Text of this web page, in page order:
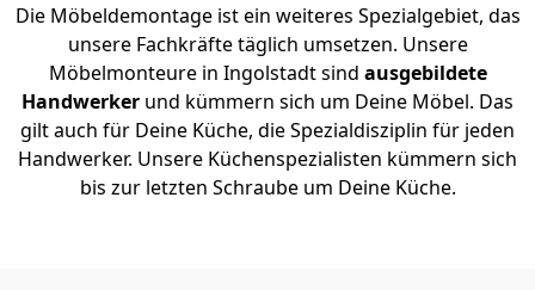
Die Möbeldemontage ist ein weiteres Spezialgebiet, das
unsere Fachkräfte täglich umsetzen. Unsere
Möbelmonteure in Ingolstadt sind ausgebildete
Handwerker und kümmern sich um Deine Möbel. Das
gilt auch für Deine Küche, die Spezialdisziplin für jeden
Handwerker. Unsere Küchenspezialisten kümmern sich
bis zur letzten Schraube um Deine Küche.